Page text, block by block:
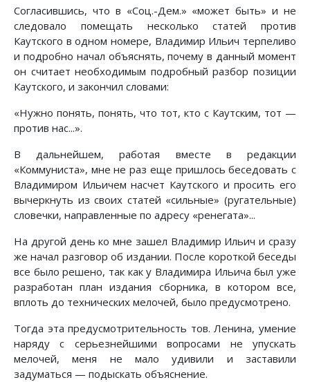
Согласившись, что в «Соц.-Дем.» «может быть» и не
следовало помещать несколько статей против
Каутского в одном номере, Владимир Ильич терпеливо
и подробно начал объяснять, почему в данный момент
он считает необходимым подробный разбор позиции
Каутского, и закончил словами:
«Нужно понять, понять, что тот, кто с Каутским, тот —
против нас...».
В дальнейшем, работая вместе в редакции
«Коммуниста», мне не раз еще пришлось беседовать с
Владимиром Ильичем насчет Каутского и просить его
вычеркнуть из своих статей «сильные» (ругательные)
словечки, направленные по адресу «ренегата»...
На другой день ко мне зашел Владимир Ильич и сразу
же начал разговор об издании. После короткой беседы
все было решено, так как у Владимира Ильича был уже
разработан план издания сборника, в котором все,
вплоть до технических мелочей, было предусмотрено.
Тогда эта предусмотрительность тов. Ленина, умение
наряду с серьезнейшими вопросами не упускать
мелочей, меня не мало удивили и заставили
задуматься — подыскать объяснение.